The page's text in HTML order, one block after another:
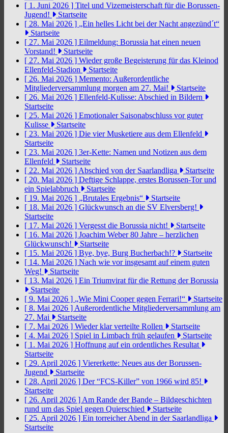
[ 1. Juni 2026 ] Titel und Vizemeisterschaft für die Borussen-
Jugend!
Startseite
[ 28. Mai 2026 ] „Ein helles Licht bei der Nacht angezünd´t“
Startseite
[ 27. Mai 2026 ] Eilmeldung: Borussia hat einen neuen
Vorstand!
Startseite
[ 27. Mai 2026 ] Wieder große Begeisterung für das Kleinod
Ellenfeld-Stadion
Startseite
[ 26. Mai 2026 ] Memento: Außerordentliche
Mitgliederversammlung morgen am 27. Mai!
Startseite
[ 26. Mai 2026 ] Ellenfeld-Kulisse: Abschied in Bildern
Startseite
[ 25. Mai 2026 ] Emotionaler Saisonabschluss vor guter
Kulisse
Startseite
[ 23. Mai 2026 ] Die vier Musketiere aus dem Ellenfeld
Startseite
[ 23. Mai 2026 ] 3er-Kette: Namen und Notizen aus dem
Ellenfeld
Startseite
[ 22. Mai 2026 ] Abschied von der Saarlandliga
Startseite
[ 20. Mai 2026 ] Deftige Schlappe, erstes Borussen-Tor und
ein Spielabbruch
Startseite
[ 19. Mai 2026 ] „Brutales Ergebnis“
Startseite
[ 18. Mai 2026 ] Glückwunsch an die SV Elversberg!
Startseite
[ 17. Mai 2026 ] Vergesst die Borussia nicht!
Startseite
[ 16. Mai 2026 ] Joachim Weber 80 Jahre – herzlichen
Glückwunsch!
Startseite
[ 15. Mai 2026 ] Bye, bye, Burg Bucherbach!?
Startseite
[ 14. Mai 2026 ] Nach wie vor insgesamt auf einem guten
Weg!
Startseite
[ 13. Mai 2026 ] Ein Triumvirat für die Rettung der Borussia
Startseite
[ 9. Mai 2026 ] „Wie Mini Cooper gegen Ferrari!“
Startseite
[ 8. Mai 2026 ] Außerordentliche Mitgliederversammlung am
27. Mai
Startseite
[ 7. Mai 2026 ] Wieder klar verteilte Rollen
Startseite
[ 4. Mai 2026 ] Spiel in Limbach früh gelaufen
Startseite
[ 1. Mai 2026 ] Hoffnung auf ein ordentliches Resultat
Startseite
[ 29. April 2026 ] Viererkette: Neues aus der Borussen-
Jugend
Startseite
[ 28. April 2026 ] Der “FCS-Killer” von 1966 wird 85!
Startseite
[ 26. April 2026 ] Am Rande der Bande – Bildgeschichten
rund um das Spiel gegen Quierschied
Startseite
[ 25. April 2026 ] Ein torreicher Abend in der Saarlandliga
Startseite